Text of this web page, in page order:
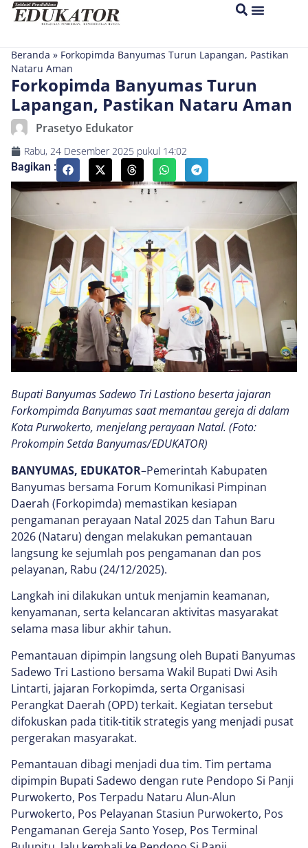
Beranda » Forkopimda Banyumas Turun Lapangan, Pastikan
Nataru Aman
Forkopimda Banyumas Turun
Lapangan, Pastikan Nataru Aman
Prasetyo Edukator
Rabu, 24 Desember 2025 pukul 14:02
Bagikan :
Bupati Banyumas Sadewo Tri Lastiono beserta jajaran
Forkompimda Banyumas saat memantau gereja di dalam
Kota Purwokerto, menjelang perayaan Natal. (Foto:
Prokompin Setda Banyumas/EDUKATOR)
BANYUMAS, EDUKATOR–Pemerintah Kabupaten
Banyumas bersama Forum Komunikasi Pimpinan
Daerah (Forkopimda) memastikan kesiapan
pengamanan perayaan Natal 2025 dan Tahun Baru
2026 (Nataru) dengan melakukan pemantauan
langsung ke sejumlah pos pengamanan dan pos
pelayanan, Rabu (24/12/2025).
Langkah ini dilakukan untuk menjamin keamanan,
kenyamanan, serta kelancaran aktivitas masyarakat
selama masa libur akhir tahun.
Pemantauan dipimpin langsung oleh Bupati Banyumas
Sadewo Tri Lastiono bersama Wakil Bupati Dwi Asih
Lintarti, jajaran Forkopimda, serta Organisasi
Perangkat Daerah (OPD) terkait. Kegiatan tersebut
difokuskan pada titik-titik strategis yang menjadi pusat
pergerakan masyarakat.
Pemantauan dibagi menjadi dua tim. Tim pertama
dipimpin Bupati Sadewo dengan rute Pendopo Si Panji
Purwokerto, Pos Terpadu Nataru Alun-Alun
Purwokerto, Pos Pelayanan Stasiun Purwokerto, Pos
Pengamanan Gereja Santo Yosep, Pos Terminal